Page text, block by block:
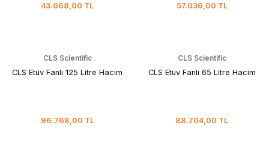
43.068,00 TL 57.036,00 TL
CLS Scientific
CLS Etüv Fanlı 125 Litre Hacim
96.768,00 TL
CLS Scientific
CLS Etüv Fanlı 65 Litre Hacim
88.704,00 TL